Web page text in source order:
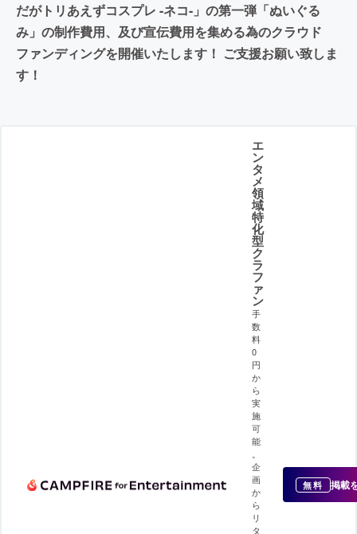
だがトリあえずコスプレ -ネコ-」の第一弾「ぬいぐる
み」の制作費用、及び宣伝費用を集める為のクラウド
ファンディングを開催いたします！ ご支援お願い致しま
す！
エ
ン
タ
メ
領
域
特
化
型
ク
ラ
フ
ァ
ン
手
数
料
0
円
か
ら
実
施
可
能
。
企
画
か
ら
リ
タ
無料 掲載